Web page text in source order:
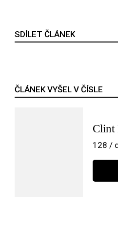
SDÍLET ČLÁNEK
ČLÁNEK VYŠEL V ČÍSLE
Clint
128 /